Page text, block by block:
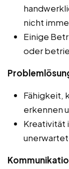
nicht
Einige
oder
Fähigkeit,
erkennen
Kreativität